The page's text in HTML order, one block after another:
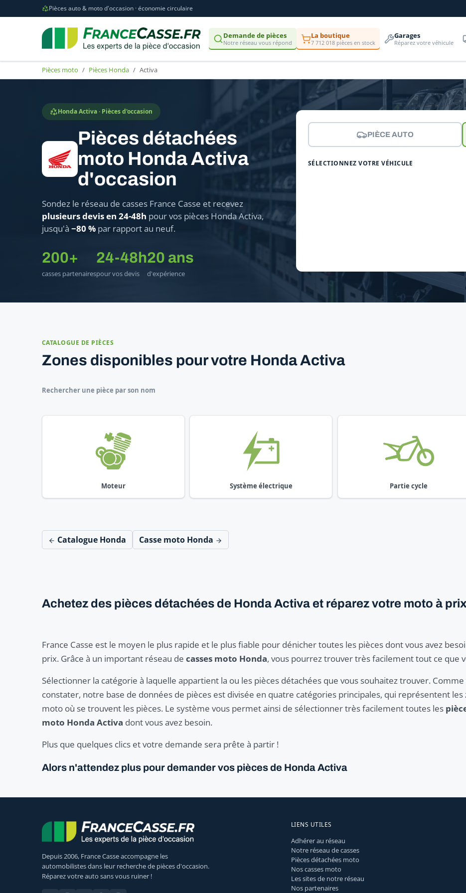
Pièces auto & moto d'occasion · économie circulaire
Demande de pièces
Notre réseau vous répond
La boutique
7 712 018 pièces en stock
Garages
Réparez votre véhicule
Pièces moto Pièces Honda Activa
Honda Activa · Pièces d'occasion
Pièces détachées
moto Honda Activa
d'occasion
Sondez le réseau de casses France Casse et recevez
plusieurs devis en 24-48h pour vos pièces Honda Activa,
jusqu'à −80 % par rapport au neuf.
200+
casses partenaires
24-48h
pour vos devis
20 ans
d'expérience
PIÈCE AUTO
SÉLECTIONNEZ VOTRE VÉHICULE
CATALOGUE DE PIÈCES
Zones disponibles pour votre Honda Activa
Rechercher une pièce par son nom
Moteur Système électrique Partie cycle
Catalogue Honda Casse moto Honda
Achetez des pièces détachées de Honda Activa et réparez votre moto à
France Casse est le moyen le plus rapide et le plus fiable pour dénicher toutes les pièces dont vous avez
prix. Grâce à un important réseau de casses moto Honda, vous pourrez trouver très facilement tout ce que
Sélectionner la catégorie à laquelle appartient la ou les pièces détachées que vous souhaitez trouver. Comme
constater, notre base de données de pièces est divisée en quatre catégories principales, qui représentent les
moto où se trouvent les pièces. Le système vous permet ainsi de sélectionner très facilement toutes les
moto Honda Activa dont vous avez besoin.
Plus que quelques clics et votre demande sera prête à partir !
Alors n'attendez plus pour demander vos pièces de Honda Activa
Depuis 2006, France Casse accompagne les
automobilistes dans leur recherche de pièces d'occasion.
Réparez votre auto sans vous ruiner !
LIENS UTILES
Adhérer au réseau
Notre réseau de casses
Pièces détachées moto
Nos casses moto
Les sites de notre réseau
Nos partenaires